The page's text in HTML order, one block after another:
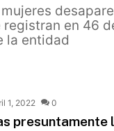
registran en 46
la entidad
1, 2022 0
presuntamente